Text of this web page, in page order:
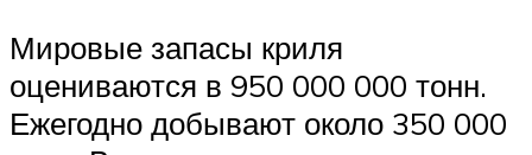
Мировые запасы криля
оцениваются в 950 000 000 тонн.
Ежегодно добывают около 350 000